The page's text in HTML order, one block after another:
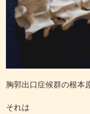
胸郭出口症候群の根本
それは